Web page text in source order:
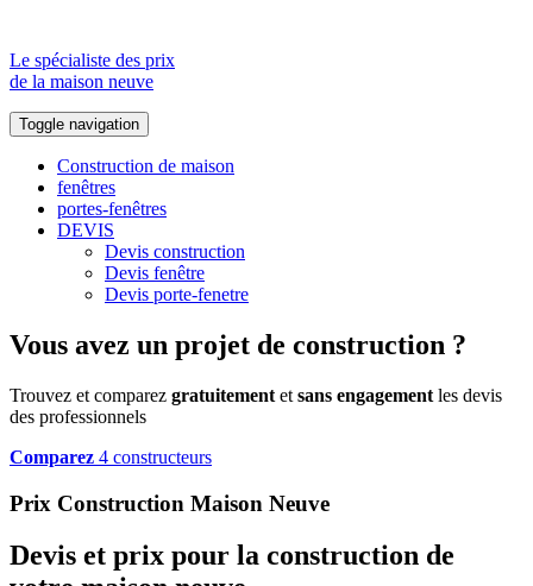
Le spécialiste des prix
de la maison neuve
Toggle navigation
Construction de maison
fenêtres
portes-fenêtres
DEVIS
Devis construction
Devis fenêtre
Devis porte-fenetre
Vous avez un projet de construction ?
Trouvez et comparez gratuitement et sans engagement les devis
des professionnels
Comparez 4 constructeurs
Prix Construction Maison Neuve
Devis et prix pour la construction de